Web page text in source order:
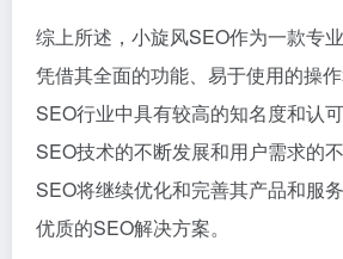
综上所述，小旋风SEO作为一款专
凭借其全面的功能、易于使用的操
SEO行业中具有较高的知名度和认
SEO技术的不断发展和用户需求的
SEO将继续优化和完善其产品和服
优质的SEO解决方案。